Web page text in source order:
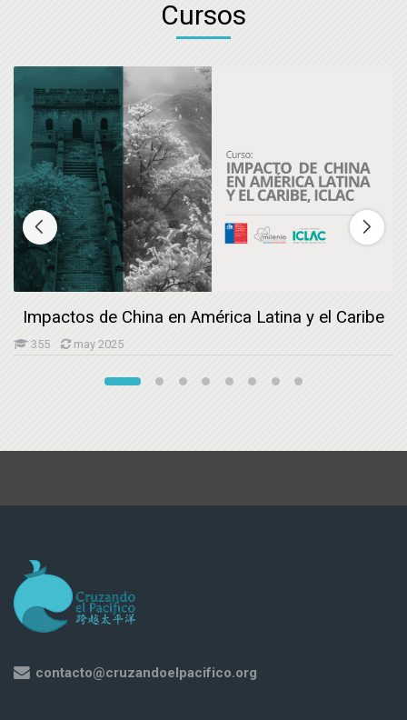
Cursos
Impactos de China en América Latina y el Caribe
355 may 2025
contacto@cruzandoelpacifico.org